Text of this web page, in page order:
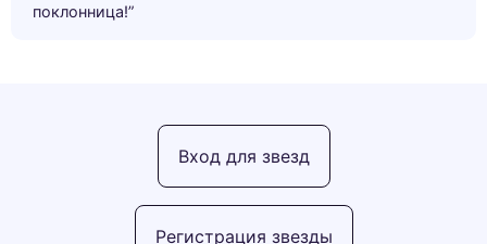
поклонница!”
Регистрация звезды
Вход для звезд